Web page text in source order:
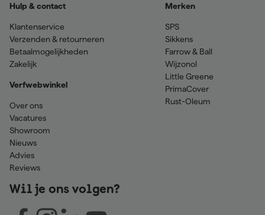
Hulp & contact
Klantenservice
Verzenden & retourneren
Betaalmogelijkheden
Zakelijk
Verfwebwinkel
Over ons
Vacatures
Showroom
Nieuws
Advies
Reviews
Merken
SPS
Sikkens
Farrow & Ball
Wijzonol
Little Greene
PrimaCover
Rust-Oleum
Wil je ons volgen?